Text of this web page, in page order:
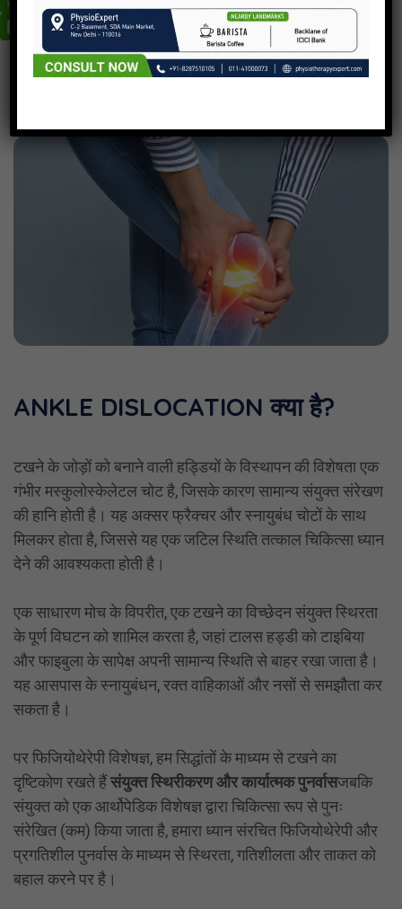
ANKLE DISLOCATION क्या है?
टखने के जोड़ों को बनाने वाली हड्डियों के विस्थापन की विशेषता एक
गंभीर मस्कुलोस्केलेटल चोट है, जिसके कारण सामान्य संयुक्त संरेखण
की हानि होती है। यह अक्सर फ्रैक्चर और स्नायुबंध चोटों के साथ
मिलकर होता है, जिससे यह एक जटिल स्थिति तत्काल चिकित्सा ध्यान
देने की आवश्यकता होती है।
एक साधारण मोच के विपरीत, एक टखने का विच्छेदन संयुक्त स्थिरता
के पूर्ण विघटन को शामिल करता है, जहां टालस हड्डी को टाइबिया
और फाइबुला के सापेक्ष अपनी सामान्य स्थिति से बाहर रखा जाता है।
यह आसपास के स्नायुबंधन, रक्त वाहिकाओं और नसों से समझौता कर
सकता है।
परफिजियोथेरेपीविशेषज्ञ, हम सिद्धांतों के माध्यम से टखने का
दृष्टिकोण रखते हैंसंयुक्त स्थिरीकरण और कार्यात्मक पुनर्वासजबकि
संयुक्त को एक आर्थोपेडिक विशेषज्ञ द्वारा चिकित्सा रूप से पुनः
संरेखित (कम) किया जाता है, हमारा ध्यान संरचित फिजियोथेरेपी और
प्रगतिशील पुनर्वास के माध्यम से स्थिरता, गतिशीलता और ताकत को
बहाल करने पर है।